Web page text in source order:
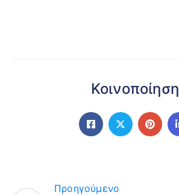
Κοινοποίηση
Προηγούμενο